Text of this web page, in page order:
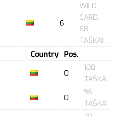
6
WILD
CARD,
68
TAŠKAI
Country
Pos.
0
108
TAŠKAI
0
96
TAŠKAI